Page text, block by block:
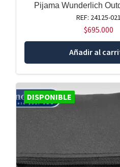
Pijama Wunderlich
REF: 24125-021
$695.000
Añadir al
DISPONIBLE